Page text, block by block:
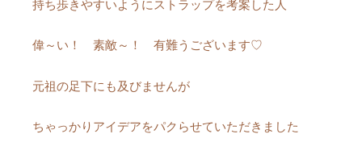
持ち歩きやすいようにストラップを考案した人
偉～い！ 素敵～！ 有難うございます♡
元祖の足下にも及びませんが
ちゃっかりアイデアをパクらせていただきました